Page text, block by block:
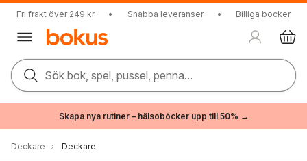
Fri frakt över 249 kr • Snabba leveranser • Billiga böcker
Sök bok, spel, pussel, penna...
Skapa nya rutiner – hälsoböcker upp till 50% →
Deckare Deckare